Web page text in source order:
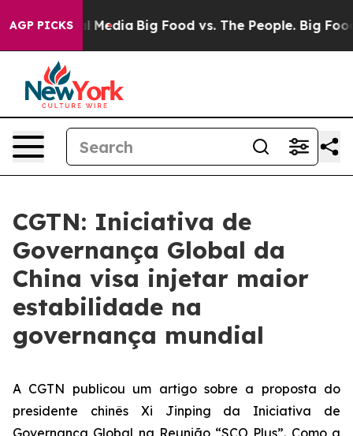
AGP PICKS
Social Media Big Food vs. The People. Big Food’s
CGTN: Iniciativa de
Governança Global da
China visa injetar maior
estabilidade na
governança mundial
A CGTN publicou um artigo sobre a proposta do
presidente chinês Xi Jinping da Iniciativa de
Governança Global na Reunião “SCO Plus”. Como a